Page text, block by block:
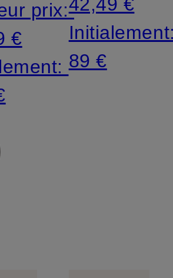
prix:
€
42,49 €
89 €